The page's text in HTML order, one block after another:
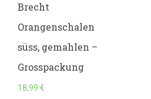
Brecht
Orangenschalen
süss, gemahlen –
Grosspackung
18,99€